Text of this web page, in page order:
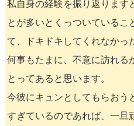
私自身の経験を振り返ります
とが多いとくっついているこ
て、ドキドキしてくれなかっ
何事もたまに、不意に訪れる
とってあると思います。
今彼にキュンとしてもらおう
すぎているのであれば、一旦